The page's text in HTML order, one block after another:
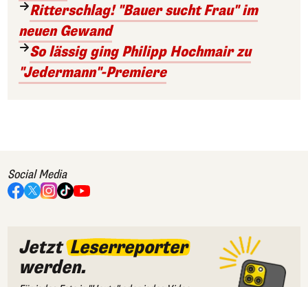
Ritterschlag! "Bauer sucht Frau" im
neuen Gewand
So lässig ging Philipp Hochmair zu
"Jedermann"-Premiere
Social Media
Jetzt Leserreporter
werden.